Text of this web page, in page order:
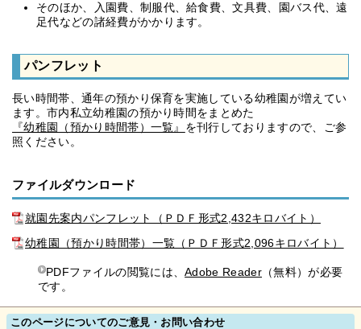
そのほか、入園費、制服代、給食費、文具費、園バス代、遠
足代などの諸経費がかかります。
パンフレット
長い時間帯、通年の預かり保育を実施している幼稚園が増えてい
ます。市内私立幼稚園の預かり時間をまとめた
『幼稚園（預かり時間帯）一覧』 を刊行しておりますので、ご参
照ください。
ファイルダウンロード
就園先案内パンフレット（ＰＤＦ形式2,432キロバイト）
幼稚園（預かり時間帯）一覧（ＰＤＦ形式2,096キロバイト）
PDFファイルの閲覧には、Adobe Reader （無料）が必要
です。
このページについてのご意見・お問い合わせ